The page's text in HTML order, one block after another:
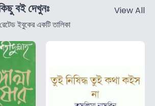
বই দেখুনঃ
ইবুকের একটি তালিকা
View All